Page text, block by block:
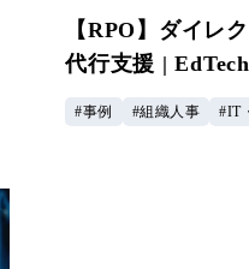
【RPO】ダイレ
代行支援 |
事例 組織人事 IT